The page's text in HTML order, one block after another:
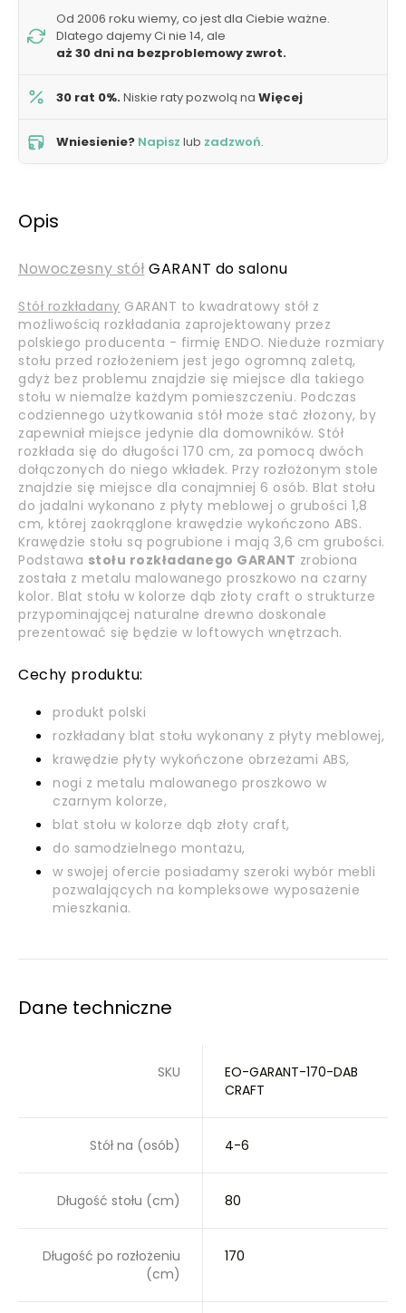
Od 2006 roku wiemy, co jest dla Ciebie ważne.
Dlatego dajemy Ci nie 14, ale
aż 30 dni na bezproblemowy zwrot.
30 rat 0%.Niskie raty pozwolą na Więcej
Wniesienie? Napisz lub zadzwoń.
Opis
Nowoczesny stół GARANT do salonu
Stół rozkładany GARANT to kwadratowy stół z
możliwością rozkładania zaprojektowany przez
polskiego producenta - firmię ENDO. Nieduże rozmiary
stołu przed rozłożeniem jest jego ogromną zaletą,
gdyż bez problemu znajdzie się miejsce dla takiego
stołu w niemalże każdym pomieszczeniu. Podczas
codziennego użytkowania stół może stać złożony, by
zapewniał miejsce jedynie dla domowników. Stół
rozkłada się do długości 170 cm, za pomocą dwóch
dołączonych do niego wkładek. Przy rozłożonym stole
znajdzie się miejsce dla conajmniej 6 osób. Blat stołu
do jadalni wykonano z płyty meblowej o grubości 1,8
cm, której zaokrąglone krawędzie wykończono ABS.
Krawędzie stołu są pogrubione i mają 3,6 cm grubości.
Podstawa stołu rozkładanego GARANT zrobiona
została z metalu malowanego proszkowo na czarny
kolor. Blat stołu w kolorze dąb złoty craft o strukturze
przypominającej naturalne drewno doskonale
prezentować się będzie w loftowych wnętrzach.
Cechy produktu:
produkt polski
rozkładany blat stołu wykonany z płyty meblowej,
krawędzie płyty wykończone obrzeżami ABS,
nogi z metalu malowanego proszkowo w
czarnym kolorze,
blat stołu w kolorze dąb złoty craft,
do samodzielnego montażu,
w swojej ofercie posiadamy szeroki wybór mebli
pozwalających na kompleksowe wyposażenie
mieszkania.
Dane techniczne
SKU
EO-GARANT-170-DAB
CRAFT
Stół na (osób) 4-6
Długość stołu (cm) 80
Długość po rozłożeniu
(cm)
170